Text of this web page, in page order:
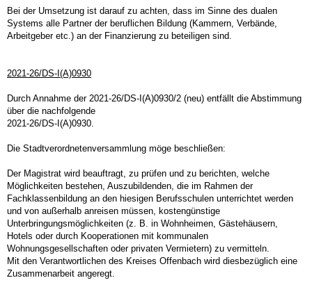
Bei der Umsetzung ist darauf zu achten, dass im Sinne des dualen
Systems alle Partner der beruflichen Bildung (Kammern, Verbände,
Arbeitgeber etc.) an der Finanzierung zu beteiligen sind.
2021-26/DS-I(A)0930
Durch Annahme der 2021-26/DS-I(A)0930/2 (neu) entfällt die Abstimmung
über die nachfolgende
2021-26/DS-I(A)0930.
Die Stadtverordnetenversammlung möge beschließen:
Der Magistrat wird beauftragt, zu prüfen und zu berichten, welche
Möglichkeiten bestehen, Auszubildenden, die im Rahmen der
Fachklassenbildung an den hiesigen Berufsschulen unterrichtet werden
und von außerhalb anreisen müssen, kostengünstige
Unterbringungsmöglichkeiten (z. B. in Wohnheimen, Gästehäusern,
Hotels oder durch Kooperationen mit kommunalen
Wohnungsgesellschaften oder privaten Vermietern) zu vermitteln.
Mit den Verantwortlichen des Kreises Offenbach wird diesbezüglich eine
Zusammenarbeit angeregt.